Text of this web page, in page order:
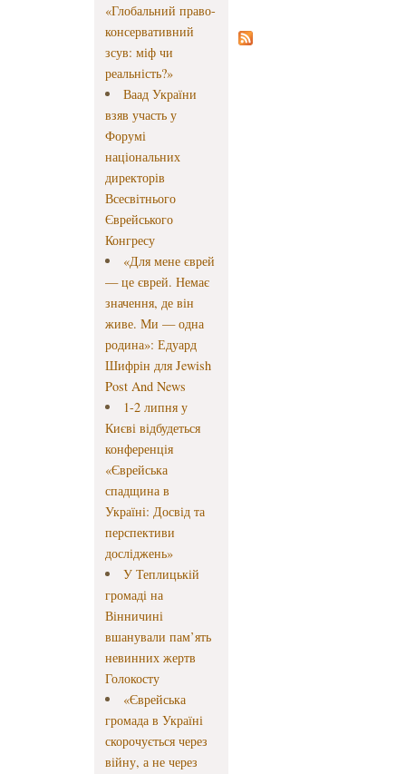
«Глобальний право-
консервативний
зсув: міф чи
реальність?»
Ваад України
взяв участь у
Форумі
національних
директорів
Всесвітнього
Єврейського
Конгресу
«Для мене єврей
— це єврей. Немає
значення, де він
живе. Ми — одна
родина»: Едуард
Шифрін для Jewish
Post And News
1-2 липня у
Києві відбудеться
конференція
«Єврейська
спадщина в
Україні: Досвід та
перспективи
досліджень»
У Теплицькій
громаді на
Вінничині
вшанували пам’ять
невинних жертв
Голокосту
«Єврейська
громада в Україні
скорочується через
війну, а не через